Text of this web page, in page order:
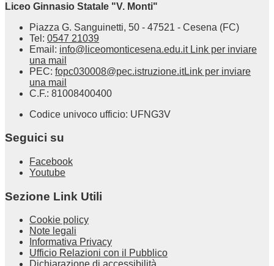
Liceo Ginnasio Statale "V. Monti"
Piazza G. Sanguinetti, 50 - 47521 - Cesena (FC)
Tel: 0547 21039
Email: info@liceomonticesena.edu.it Link per inviare
una mail
PEC: fopc030008@pec.istruzione.itLink per inviare
una mail
C.F.: 81008400400
Codice univoco ufficio: UFNG3V
Seguici su
Facebook
Youtube
Sezione Link Utili
Cookie policy
Note legali
Informativa Privacy
Ufficio Relazioni con il Pubblico